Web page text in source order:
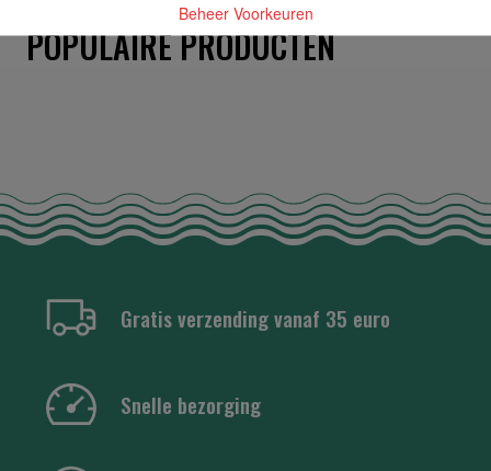
POPULAIRE PRODUCTEN
Gratis verzending vanaf 35 euro
Snelle bezorging
Beheer Voorkeuren